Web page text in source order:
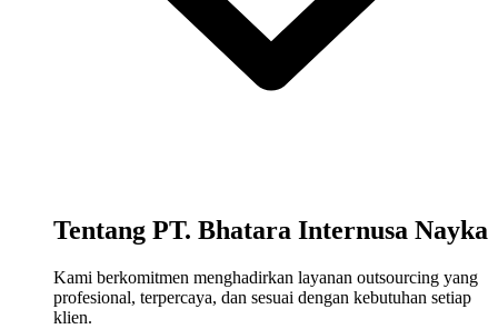
Tentang PT. Bhatara Internusa Nayka
Kami berkomitmen menghadirkan layanan outsourcing yang
profesional, terpercaya, dan sesuai dengan kebutuhan setiap
klien.